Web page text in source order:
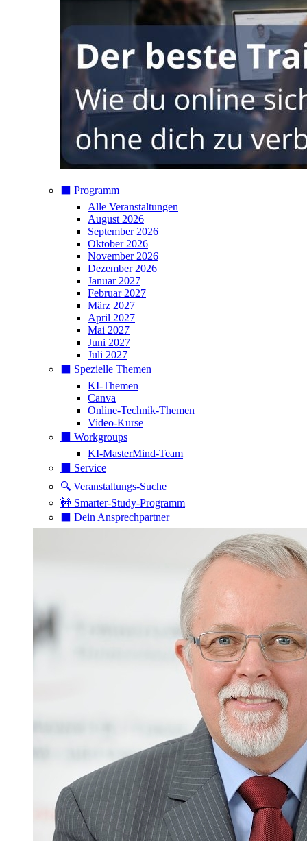
⬛️ Programm
Alle Veranstaltungen
August 2026
September 2026
Oktober 2026
November 2026
Dezember 2026
Januar 2027
Februar 2027
März 2027
April 2027
Mai 2027
Juni 2027
Juli 2027
⬛️ Spezielle Themen
KI-Themen
Canva
Online-Technik-Themen
Video-Kurse
⬛️ Workgroups
KI-MasterMind-Team
⬛️ Service
🔍 Veranstaltungs-Suche
🚧 Smarter-Study-Programm
⬛️ Dein Ansprechpartner